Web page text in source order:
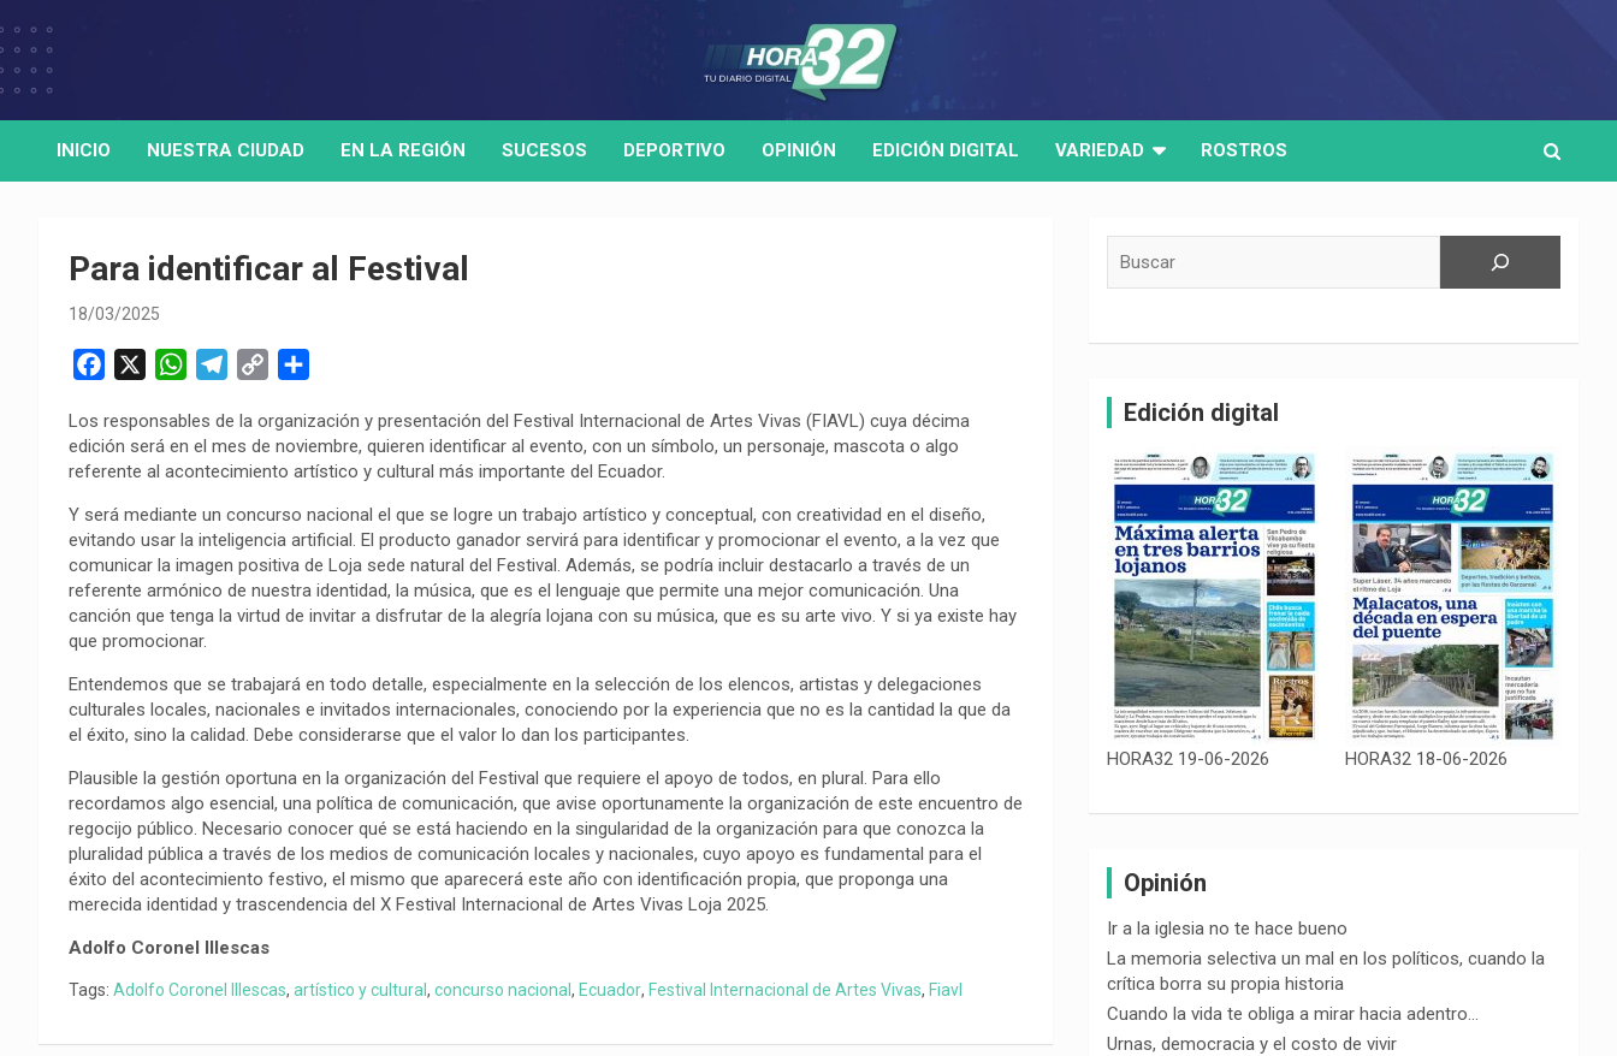
to
HORA32
Medio de comunicación digital
INICIO NUESTRA CIUDAD EN LA REGIÓN SUCESOS DEPORTIVO OPINIÓN EDICIÓN DIGITAL VARIEDAD ROSTROS
Para identificar al Festival
18/03/2025
c
e
o
o
k
W
a
t
A
p
p
l
e
r
a
m
p
y
i
n
k
m
p
r
t
i
r
Los responsables de la organización y presentación del Festival Internacional de Artes Vivas (FIAVL) cuya décima
edición será en el mes de noviembre, quieren identificar al evento, con un símbolo, un personaje, mascota o algo
referente al acontecimiento artístico y cultural más importante del Ecuador.
Y será mediante un concurso nacional el que se logre un trabajo artístico y conceptual, con creatividad en el diseño,
evitando usar la inteligencia artificial. El producto ganador servirá para identificar y promocionar el evento, a la vez que
comunicar la imagen positiva de Loja sede natural del Festival. Además, se podría incluir destacarlo a través de un
referente armónico de nuestra identidad, la música, que es el lenguaje que permite una mejor comunicación. Una
canción que tenga la virtud de invitar a disfrutar de la alegría lojana con su música, que es su arte vivo. Y si ya existe hay
que promocionar.
Entendemos que se trabajará en todo detalle, especialmente en la selección de los elencos, artistas y delegaciones
culturales locales, nacionales e invitados internacionales, conociendo por la experiencia que no es la cantidad la que da
el éxito, sino la calidad. Debe considerarse que el valor lo dan los participantes.
Plausible la gestión oportuna en la organización del Festival que requiere el apoyo de todos, en plural. Para ello
recordamos algo esencial, una política de comunicación, que avise oportunamente la organización de este encuentro de
regocijo público. Necesario conocer qué se está haciendo en la singularidad de la organización para que conozca la
pluralidad pública a través de los medios de comunicación locales y nacionales, cuyo apoyo es fundamental para el
éxito del acontecimiento festivo, el mismo que aparecerá este año con identificación propia, que proponga una
merecida identidad y trascendencia del X Festival Internacional de Artes Vivas Loja 2025.
Adolfo Coronel Illescas
Tags: Adolfo Coronel Illescas, artístico y cultural , concurso nacional , Ecuador, Festival Internacional de Artes Vivas, Fiavl
Edición digital
HORA32 19-06-2026 HORA32 18-06-2026
Opinión
Ir a la iglesia no te hace bueno
La memoria selectiva un mal en los políticos, cuando la
crítica borra su propia historia
Cuando la vida te obliga a mirar hacia adentro…
Urnas, democracia y el costo de vivir